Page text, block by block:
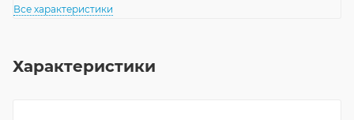
Все характеристики
Характеристики